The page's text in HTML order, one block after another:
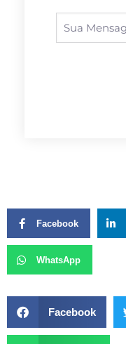
Facebook
WhatsApp
Facebook